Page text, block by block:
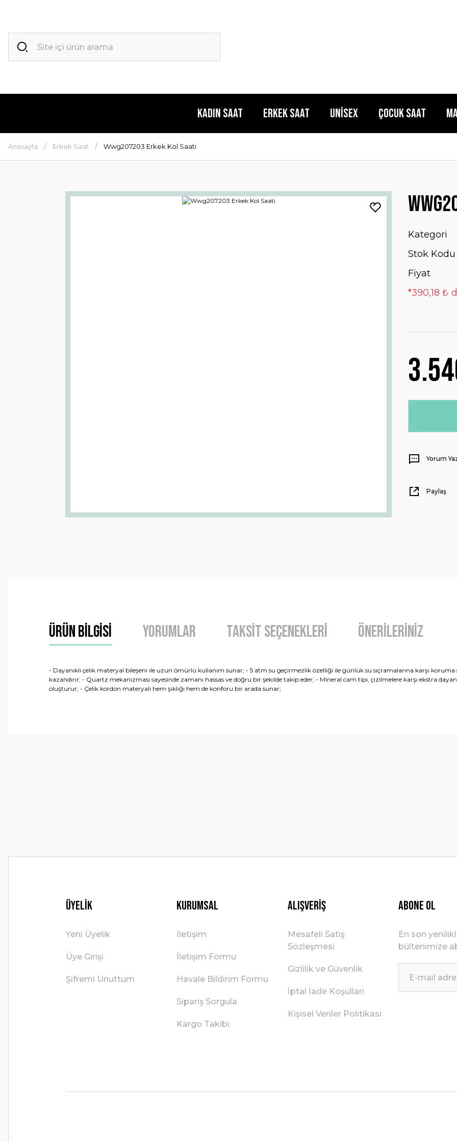
Kadın Saat Erkek Saat Unisex Çocuk Saat
Anasayfa Erkek Saat Wwg207203 Erkek Kol Saati
Kategori
Stok Kodu
Fiyat
*390,18 ₺
Yorum
Paylaş
Ürün Bilgisi Yorumlar Taksit Seçenekleri Önerileriniz
- Dayanıklı çelik materyal bileşeni ile uzun ömürlü kullanım sunar; - 5 atm su geçirmezlik özelliği ile günlük su sıçramalarına karşı
kazandırır; - Quartz mekanizması sayesinde zamanı hassas ve doğru bir şekilde takip eder; - Mineral cam tipi, çizilmelere karşı ekstra
oluşturur; - Çelik kordon materyali hem şıklığı hem de konforu bir arada sunar;
Üyelik
Yeni Üyelik
Üye Girişi
Şifremi Unuttum
Kurumsal
İletişim
İletişim Formu
Havale Bildirim Formu
Sipariş Sorgula
Kargo Takibi
Alışveriş
Mesafeli Satış
Sözleşmesi
Gizlilik ve Güvenlik
İptal İade Koşullari
Kişisel Veriler Politikası
ABONE OL
En son
bültenimize